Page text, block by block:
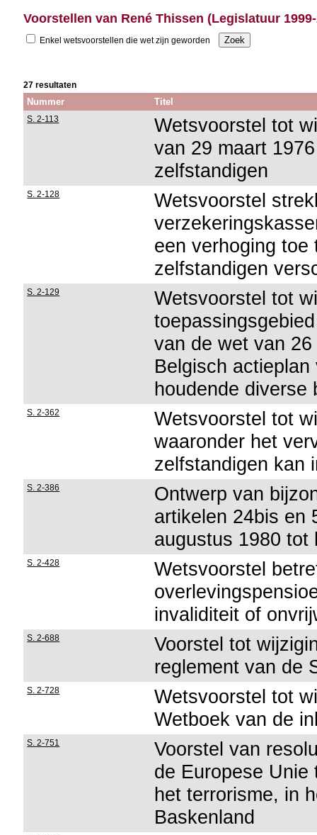
Voorstellen van René Thissen (Legislatuur
Enkel wetsvoorstellen die wet zijn geworden
27 resultaten
Nummer Titel
S. 2-113
Wetsvoorstel tot
van 29 maart
zelfstandigen
S. 2-128
Wetsvoorstel
een verhoging
zelfstandigen
S. 2-129
Wetsvoorstel tot
van de wet van
Belgisch
houdende diverse
S. 2-362
Wetsvoorstel tot
waaronder het
zelfstandigen kan
S. 2-386
Ontwerp van
artikelen 24bis en
augustus 1980 tot
S. 2-428
Wetsvoorstel
invaliditeit of
S. 2-688
Voorstel tot
reglement van de
S. 2-728
Wetsvoorstel tot
Wetboek van de
S. 2-751
Voorstel van
de Europese
het terrorisme, in
Baskenland